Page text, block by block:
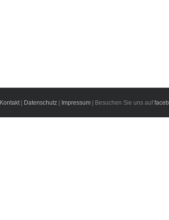
Kontakt| Datenschutz Impressum | Besuchen Sie uns auf